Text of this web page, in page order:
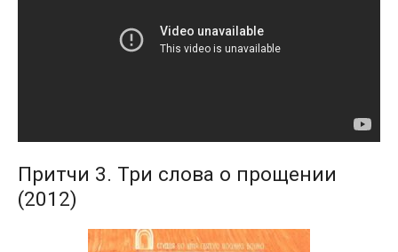
Притчи 3. Три слова о прощении
(2012)